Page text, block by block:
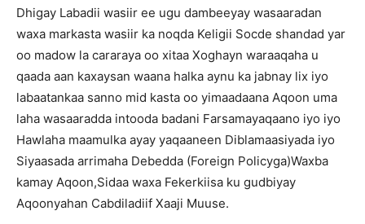
Dhigay Labadii wasiir ee ugu dambeeyay wasaaradan
waxa markasta wasiir ka noqda Keligii Socde shandad yar
oo madow la cararaya oo xitaa Xoghayn waraaqaha u
qaada aan kaxaysan waana halka aynu ka jabnay lix iyo
labaatankaa sanno mid kasta oo yimaadaana Aqoon uma
laha wasaaradda intooda badani Farsamayaqaano iyo iyo
Hawlaha maamulka ayay yaqaaneen Diblamaasiyada iyo
Siyaasada arrimaha Debedda (Foreign Policyga)Waxba
kamay Aqoon,Sidaa waxa Fekerkiisa ku gudbiyay
Aqoonyahan Cabdiladiif Xaaji Muuse.